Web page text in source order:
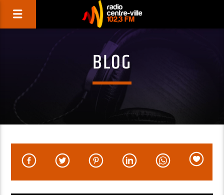
BLOG